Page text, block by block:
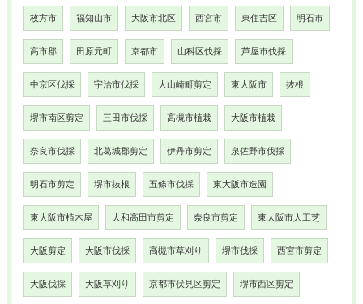
枚方市 福知山市 大阪市北区 西宮市 東住吉区 明石市
高市郡 田原元町 京都市 山科区伐採 芦屋市伐採
中京区伐採 宇治市伐採 大山崎町剪定 東大阪市 抜根
堺市南区剪定 三田市伐採 高槻市植栽 大阪市植栽
奈良市伐採 北葛城郡剪定 伊丹市剪定 泉佐野市伐採
明石市剪定 堺市抜根 五條市伐採 東大阪市造園
東大阪市植木屋 大和高田市剪定 奈良市剪定 東大阪市人工芝
大阪剪定 大阪市伐採 高槻市草刈り 堺市伐採 西宮市剪定
大阪伐採 大阪草刈り 京都市伏見区剪定 堺市西区剪定